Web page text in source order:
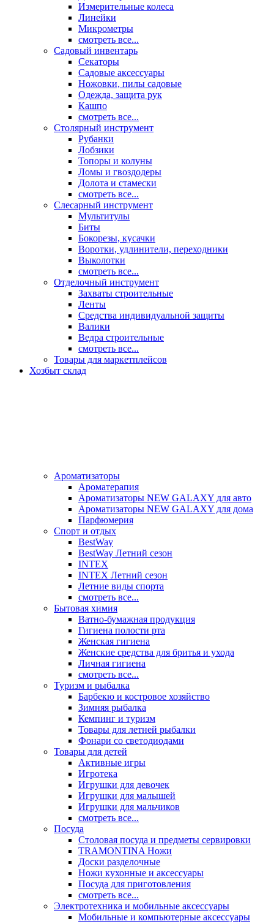
Измерительные колеса
Линейки
Микрометры
смотреть все...
Садовый инвентарь
Секаторы
Садовые аксессуары
Ножовки, пилы садовые
Одежда, защита рук
Кашпо
смотреть все...
Столярный инструмент
Рубанки
Лобзики
Топоры и колуны
Ломы и гвоздодеры
Долота и стамески
смотреть все...
Слесарный инструмент
Мультитулы
Биты
Бокорезы, кусачки
Воротки, удлинители, переходники
Выколотки
смотреть все...
Отделочный инструмент
Захваты строительные
Ленты
Средства индивидуальной защиты
Валики
Ведра строительные
смотреть все...
Товары для маркетплейсов
Хозбыт склад
Ароматизаторы
Ароматерапия
Ароматизаторы NEW GALAXY для авто
Ароматизаторы NEW GALAXY для дома
Парфюмерия
Спорт и отдых
BestWay
BestWay Летний сезон
INTEX
INTEX Летний сезон
Летние виды спорта
смотреть все...
Бытовая химия
Ватно-бумажная продукция
Гигиена полости рта
Женская гигиена
Женские средства для бритья и ухода
Личная гигиена
смотреть все...
Туризм и рыбалка
Барбекю и костровое хозяйство
Зимняя рыбалка
Кемпинг и туризм
Товары для летней рыбалки
Фонари со светодиодами
Товары для детей
Активные игры
Игротека
Игрушки для девочек
Игрушки для малышей
Игрушки для мальчиков
смотреть все...
Посуда
Столовая посуда и предметы сервировки
TRAMONTINA Ножи
Доски разделочные
Ножи кухонные и аксессуары
Посуда для приготовления
смотреть все...
Электротехника и мобильные аксессуары
Мобильные и компьютерные аксессуары